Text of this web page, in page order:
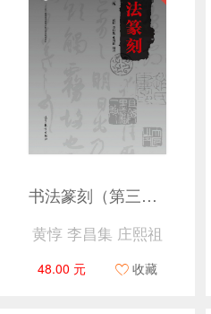
书法篆刻（第三版）
黄惇 李昌集 庄熙祖
48.00 元 收藏